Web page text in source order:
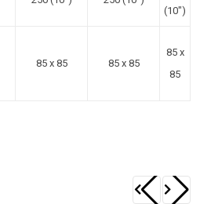
(10″)
85 x 85 85 x 85
85 x
85